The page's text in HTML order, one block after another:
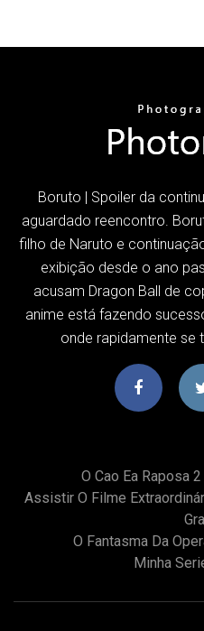
Boruto | Spoiler da
aguardado reencontro.
filho de Naruto e
exibição desde o ano
acusam Dragon Ball de
anime está fazendo
onde rapidamente se
O Cao Ea Raposa
Assistir O Filme
O Fantasma Da
Minha